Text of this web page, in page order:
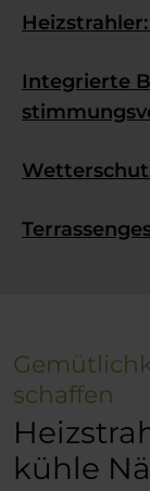
Integrierte
schaffen
kühle